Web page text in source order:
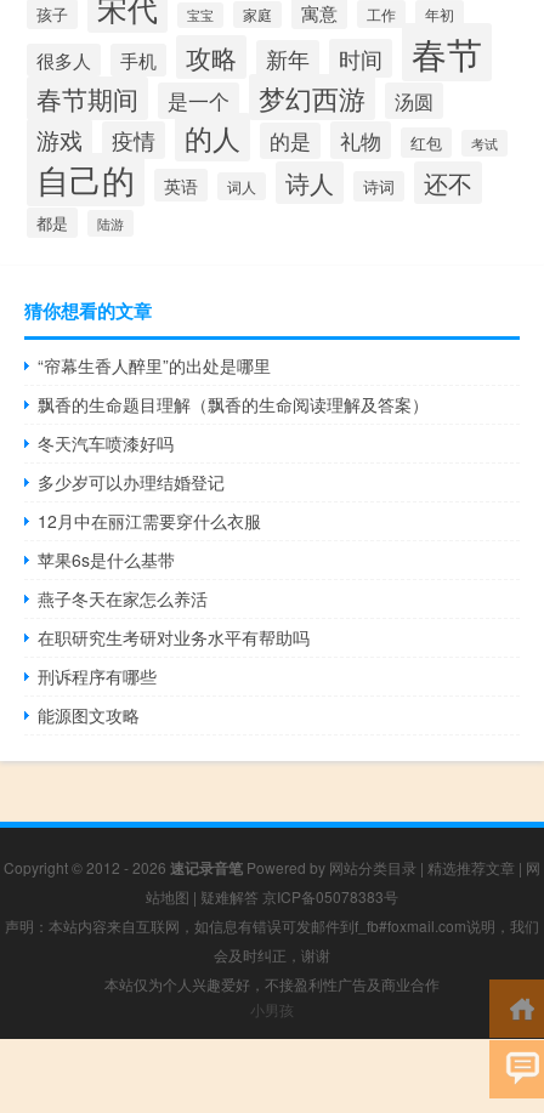
孩子 宝宝 家庭 寓意 工作 年初
很多人 手机 攻略 新年 时间 春节
春节期间 是一个 梦幻西游 汤圆
游戏 疫情 的人 的是 礼物 红包 考试
自己的 英语 词人 诗人 诗词 还不
都是 陆游
猜你想看的文章
“帘幕生香人醉里”的出处是哪里
飘香的生命题目理解（飘香的生命阅读理解及答案）
冬天汽车喷漆好吗
多少岁可以办理结婚登记
12月中在丽江需要穿什么衣服
苹果6s是什么基带
燕子冬天在家怎么养活
在职研究生考研对业务水平有帮助吗
刑诉程序有哪些
能源图文攻略
Copyright © 2012 - 2026 速记录音笔 Powered by 网站分类目录 | 精选推荐文章 | 网
站地图 | 疑难解答 京ICP备05078383号
声明：本站内容来自互联网，如信息有错误可发邮件到f_fb#foxmail.com说明，我们
会及时纠正，谢谢
本站仅为个人兴趣爱好，不接盈利性广告及商业合作
小男孩